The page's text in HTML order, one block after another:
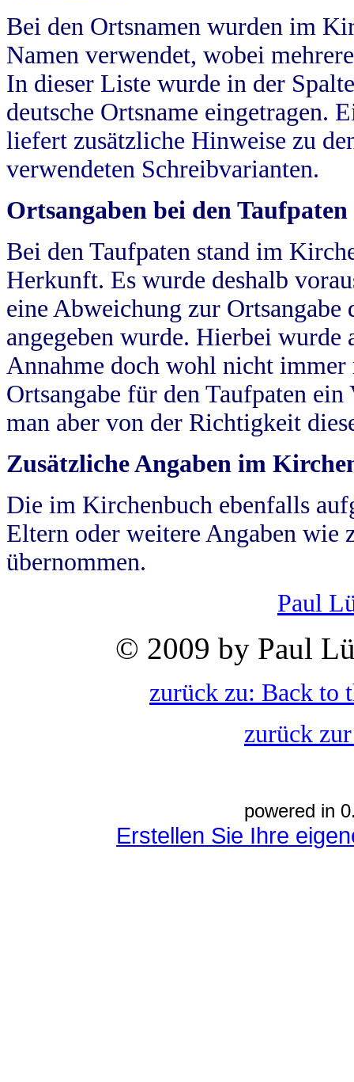
Bei den Ortsnamen wurden im
Namen verwendet, wobei
In dieser Liste wurde in der
deutsche Ortsname eingetragen.
liefert zusätzliche Hinweise zu
verwendeten Schreibvarianten.
Ortsangaben bei den Taufpaten
Bei den Taufpaten stand im
Herkunft. Es wurde deshalb
eine Abweichung zur
angegeben wurde. Hierbei wurde
Annahme doch wohl nicht
Ortsangabe für den Taufpaten
man aber von der Richtigkeit
Zusätzliche Angaben im
Die im Kirchenbuch ebenfalls
Eltern oder weitere Angaben wie
übernommen.
Paul
© 2009 by Paul
zurück zu: Back to
zurück
powered in
Erstellen Sie Ihre